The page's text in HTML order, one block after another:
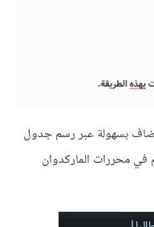
بسهولة عبر رسم جدول
محررات الماركدوان